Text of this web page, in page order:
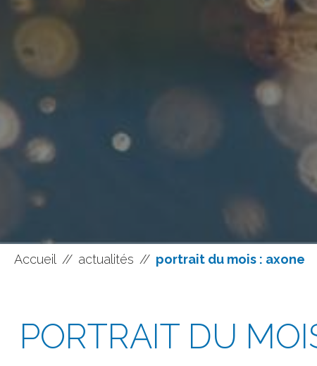
Accueil // actualités // portrait du mois : axone
PORTRAIT DU